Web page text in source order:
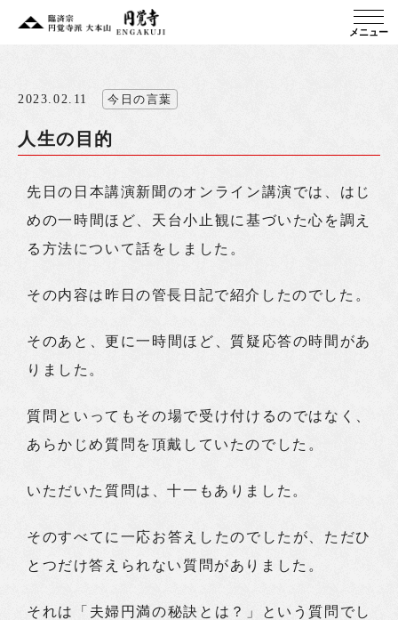
メニュー
2023.02.11 今日の言葉
人生の目的
先日の日本講演新聞のオンライン講演では、はじ
めの一時間ほど、天台小止観に基づいた心を調え
る方法について話をしました。
その内容は昨日の管長日記で紹介したのでした。
そのあと、更に一時間ほど、質疑応答の時間があ
りました。
質問といってもその場で受け付けるのではなく、
あらかじめ質問を頂戴していたのでした。
いただいた質問は、十一もありました。
そのすべてに一応お答えしたのでしたが、ただひ
とつだけ答えられない質問がありました。
それは「夫婦円満の秘訣とは？」という質問でし